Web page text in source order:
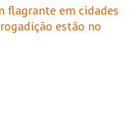
flagrante em cidades
estão no